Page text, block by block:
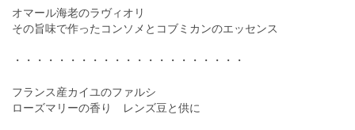
オマール海老のラヴィオリ
その旨味で作ったコンソメとコブミカンのエッセンス
・・・・・・・・・・・・・・・・・・・・・
フランス産カイユのファルシ
ローズマリーの香り レンズ豆と供に